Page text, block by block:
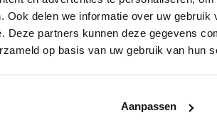
Ook delen we informatie over uw
Deze partners kunnen deze gegevens
op basis van uw gebruik van hun
Aanpassen
van de levensstijl’.
Diabetes Mellitus type 2 kunnen last
Deze kunnen zijn: wonden aan
handen en voeten (zenuwschade),
shoulder of een carpaal tunnel
bloedsuikerspiegel kan reguleren, des